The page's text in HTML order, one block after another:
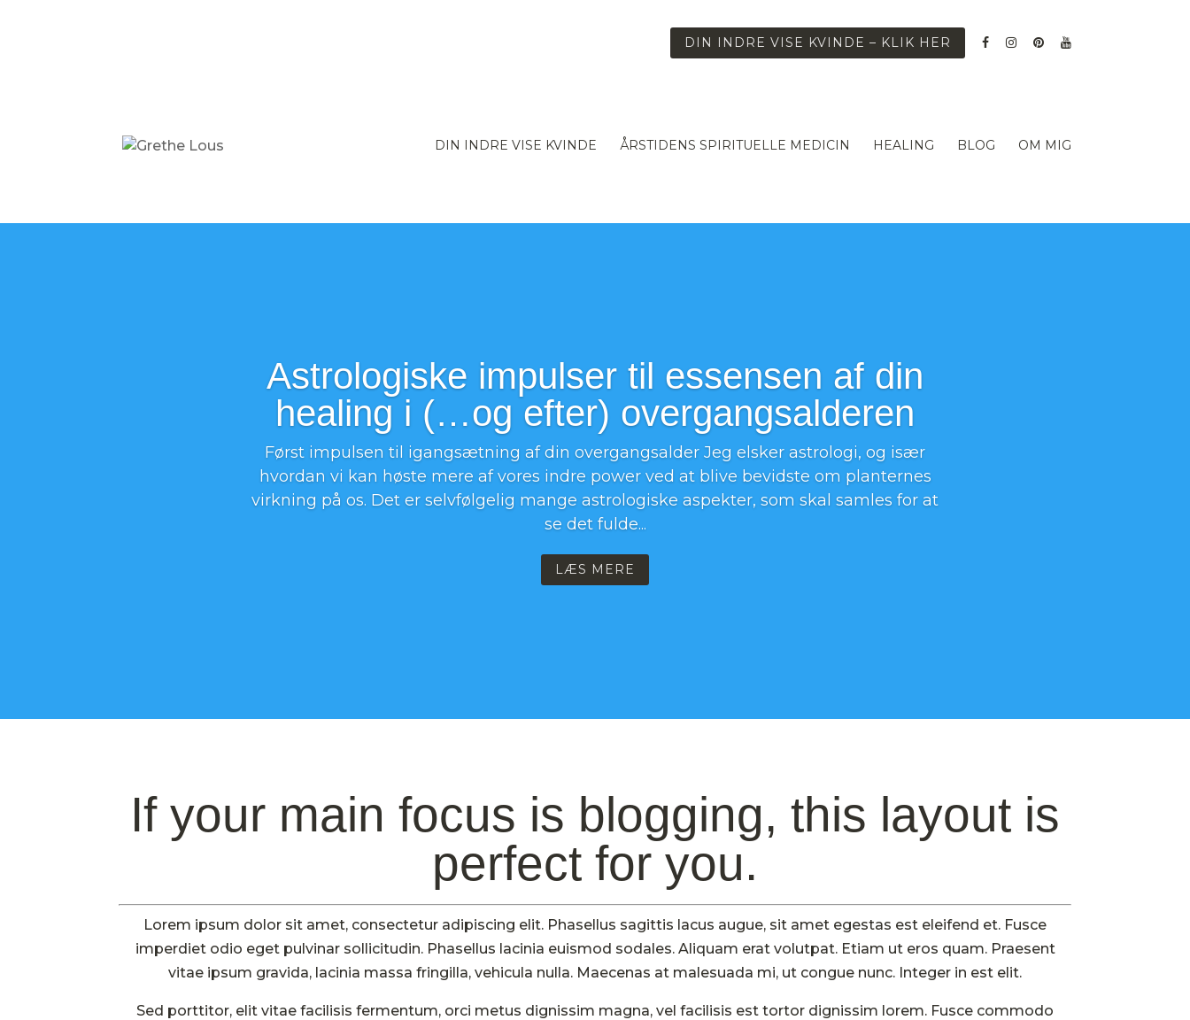
DIN INDRE VISE KVINDE – KLIK HER
DIN INDRE VISE KVINDE ÅRSTIDENS SPIRITUELLE MEDICIN HEALING BLOG OM MIG
Astrologiske impulser til essensen af din
healing i (…og efter) overgangsalderen
Først impulsen til igangsætning af din overgangsalder Jeg elsker astrologi, og især
hvordan vi kan høste mere af vores indre power ved at blive bevidste om planternes
virkning på os. Det er selvfølgelig mange astrologiske aspekter, som skal samles for at
se det fulde...
LÆS MERE
If your main focus is blogging, this layout is
perfect for you.
Lorem ipsum dolor sit amet, consectetur adipiscing elit. Phasellus sagittis lacus augue, sit amet egestas est eleifend et. Fusce
imperdiet odio eget pulvinar sollicitudin. Phasellus lacinia euismod sodales. Aliquam erat volutpat. Etiam ut eros quam. Praesent
vitae ipsum gravida, lacinia massa fringilla, vehicula nulla. Maecenas at malesuada mi, ut congue nunc. Integer in est elit.
Sed porttitor, elit vitae facilisis fermentum, orci metus dignissim magna, vel facilisis est tortor dignissim lorem. Fusce commodo